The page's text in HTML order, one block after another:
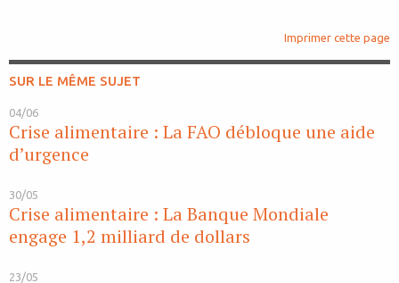
Imprimer cette page
SUR LE MÊME SUJET
04/06
Crise alimentaire : La FAO débloque une aide
d’urgence
30/05
Crise alimentaire : La Banque Mondiale
engage 1,2 milliard de dollars
23/05